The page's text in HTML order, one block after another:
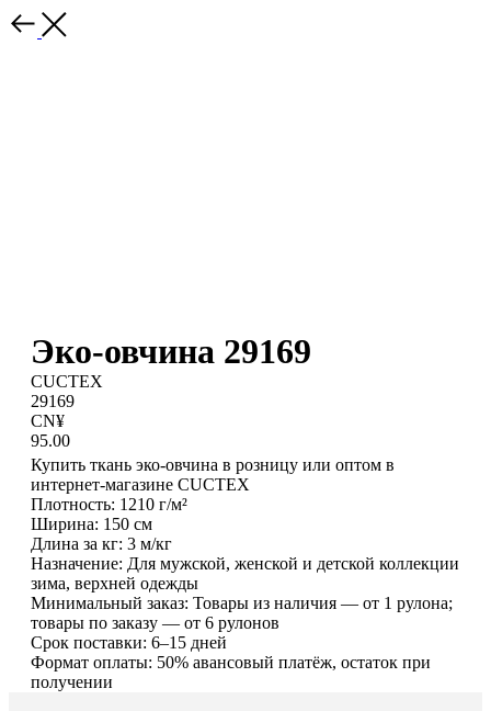
Эко-овчина 29169
CUCTEX
29169
CN¥
95.00
Купить ткань эко-овчина в розницу или оптом в
интернет-магазине CUCTEX
Плотность: 1210 г/м²
Ширина: 150 см
Длина за кг: 3 м/кг
Назначение: Для мужской, женской и детской коллекции
зима, верхней одежды
Минимальный заказ: Товары из наличия — от 1 рулона;
товары по заказу — от 6 рулонов
Срок поставки: 6–15 дней
Формат оплаты: 50% авансовый платёж, остаток при
получении